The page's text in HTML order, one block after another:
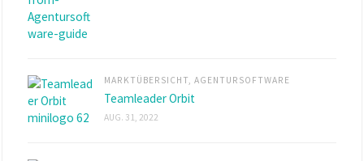
MARKTÜBERSICHT, AGENTURSOFTWARE
Teamleader Orbit
AUG. 31, 2022